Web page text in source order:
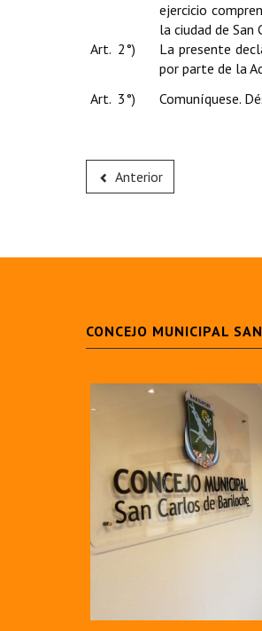
ejercicio
la ciudad de San
Art. 2°)
La presente
por parte de la
Art. 3°)
Comuníquese.
Anterior
CONCEJO MUNICIPAL